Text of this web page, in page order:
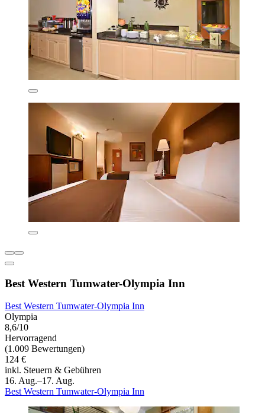
Best Western Tumwater-Olympia Inn
Best Western Tumwater-Olympia Inn
Olympia
8,6/10
Hervorragend
(1.009 Bewertungen)
124 €
inkl. Steuern & Gebühren
16. Aug.–17. Aug.
Best Western Tumwater-Olympia Inn